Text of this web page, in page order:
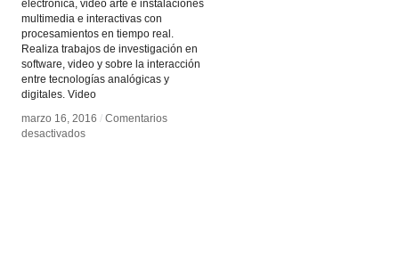
electrónica, video arte e instalaciones
multimedia e interactivas con
procesamientos en tiempo real.
Realiza trabajos de investigación en
software, video y sobre la interacción
entre tecnologías analógicas y
digitales. Video
marzo 16, 2016 / Comentarios
desactivadosen
marzo 16, 2016 / Comentarios
desactivadosen